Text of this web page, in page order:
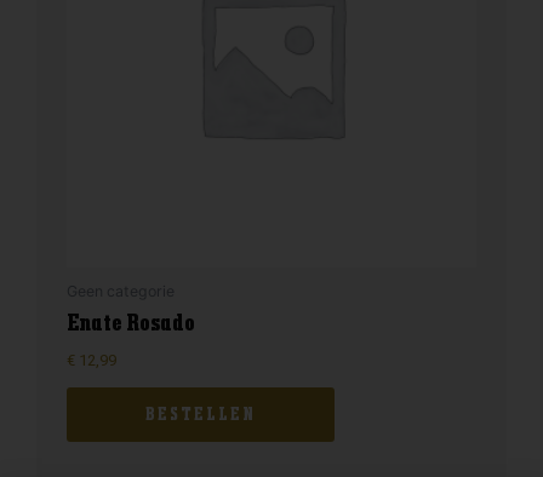
Enate Rosado
€ 12,99
BESTELLEN